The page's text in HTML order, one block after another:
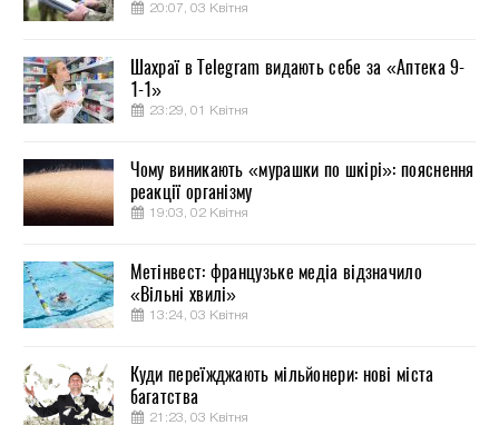
20:07, 03 Квітня
Шахраї в Telegram видають себе за «Аптека 9-
1-1»
23:29, 01 Квітня
Чому виникають «мурашки по шкірі»: пояснення
реакції організму
19:03, 02 Квітня
Метінвест: французьке медіа відзначило
«Вільні хвилі»
13:24, 03 Квітня
Куди переїжджають мільйонери: нові міста
багатства
21:23, 03 Квітня